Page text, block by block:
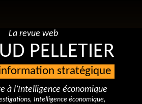
La revue web
PELLETIER
stratégique
à l’Intelligence économique
Intelligence économique,